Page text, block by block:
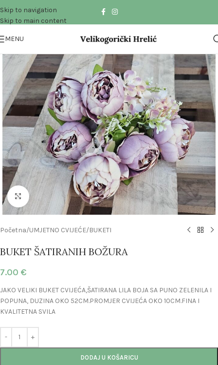
Skip to navigation
Skip to main content
MENU
Click to enlarge
Početna/UMJETNO CVIJEĆE/BUKETI
BUKET ŠATIRANIH BOŽURA
7.00 €
JAKO VELIKI BUKET CVIJEĆA,ŠATIRANA LILA BOJA SA PUNO ZELENILA I
POPUNA, DUZINA OKO 52CM.PROMJER CVIJEĆA OKO 10CM.FINA I
KVALITETNA SVILA
DODAJ U KOŠARICU